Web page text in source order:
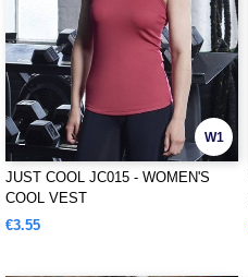
W1
JUST COOL JC015 - WOMEN'S
COOL VEST
€3.55